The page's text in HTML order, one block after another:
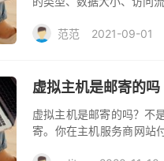
范范 2021-09-01
虚拟主机是邮寄的吗
虚拟主机是邮寄的吗？不
寄。你在主机服务商网站